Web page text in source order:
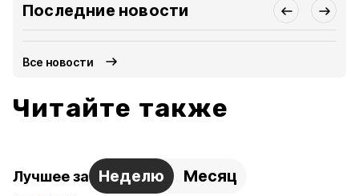
Последние новости
Все новости
Читайте также
Лучшее за Неделю Месяц